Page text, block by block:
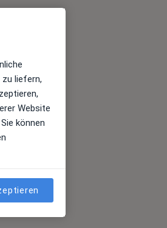
liefern,
Website
können